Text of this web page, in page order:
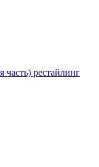
рестайлинг